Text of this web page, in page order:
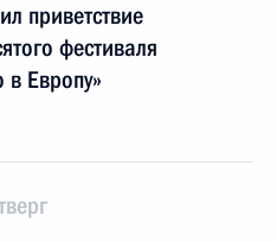
приветствие
фестиваля
в Европу»